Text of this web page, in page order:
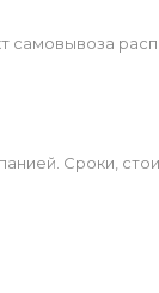
самовывоза
Сроки,